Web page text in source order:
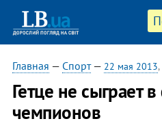
Главная — Спорт— 22 мая 2013
Гетце не сыграет
чемпионов